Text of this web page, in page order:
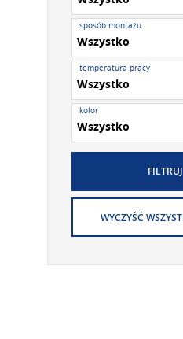
sposób montażu
temperatura pracy
kolor
FILTRUJ
WYCZYŚĆ